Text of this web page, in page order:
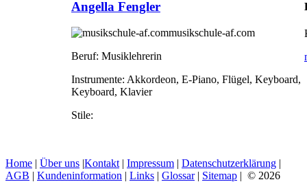
Angella Fengler
musikschule-af.com
Beruf: Musiklehrerin
Instrumente: Akkordeon, E-Piano, Flügel, Keyboard,
Keyboard, Klavier
Stile:
Home | Über uns |Kontakt | Impressum | Datenschutzerklärung |
AGB | Kundeninformation | Links | Glossar| Sitemap | © 2026